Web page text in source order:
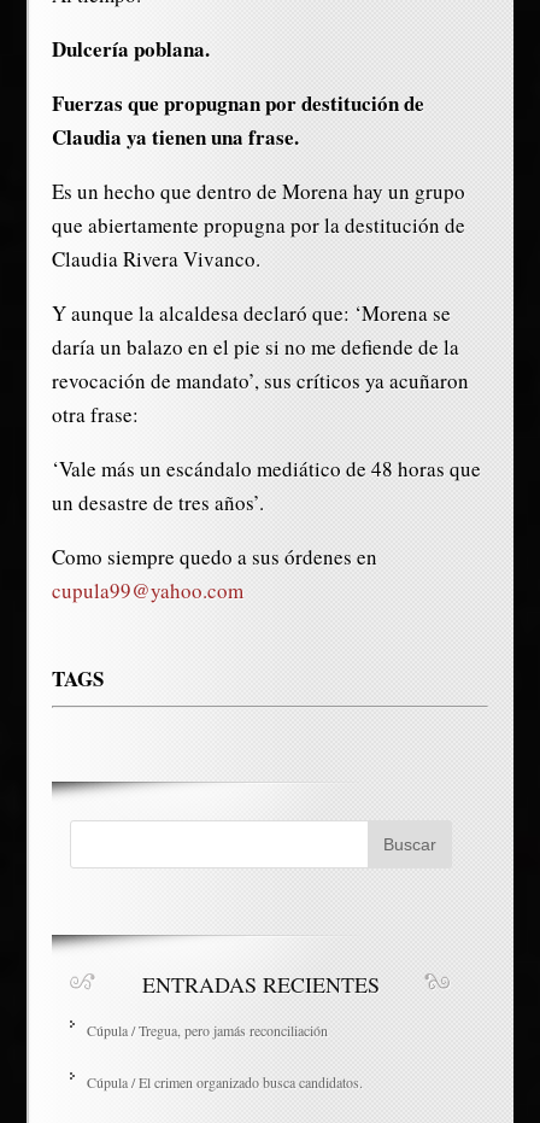
Dulcería poblana.
Fuerzas que propugnan por destitución de
Claudia ya tienen una frase.
Es un hecho que dentro de Morena hay un grupo
que abiertamente propugna por la destitución de
Claudia Rivera Vivanco.
Y aunque la alcaldesa declaró que: ‘Morena se
daría un balazo en el pie si no me defiende de la
revocación de mandato’, sus críticos ya acuñaron
otra frase:
‘Vale más un escándalo mediático de 48 horas que
un desastre de tres años’.
Como siempre quedo a sus órdenes en
cupula99@yahoo.com
TAGS
ENTRADAS RECIENTES
Cúpula / Tregua, pero jamás reconciliación
Cúpula / El crimen organizado busca candidatos.